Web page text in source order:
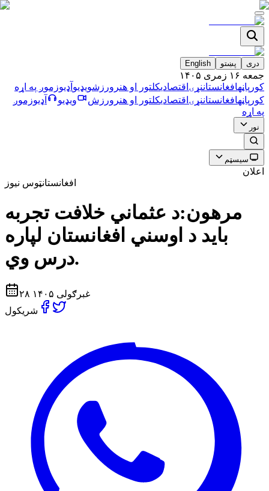
دری پښتو English
جمعه ۱۶ زمری ۱۴۰۵
کورپاڼهافغانستاننړۍ اقتصاديکلتور او هنر ورزشویډیو آډیوزموږ په اړه
کورپاڼهافغانستاننړۍ اقتصاديکلتور او هنر ورزش ویډیو آډیوزموږ
په اړه
نور
سیسټم
اعلان
افغانستانټوس نیوز
مرهون:د عثماني خلافت تجربه
بايد د اوسني افغانستان لپاره
درس وي.
۲۸ غبرګولی ۱۴۰۵
شریکول